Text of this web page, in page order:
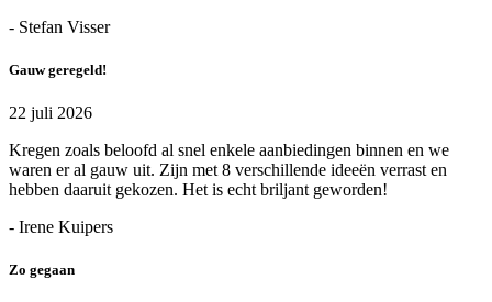
- Stefan Visser
Gauw geregeld!
22 juli 2026
Kregen zoals beloofd al snel enkele aanbiedingen binnen en we
waren er al gauw uit. Zijn met 8 verschillende ideeën verrast en
hebben daaruit gekozen. Het is echt briljant geworden!
- Irene Kuipers
Zo gegaan